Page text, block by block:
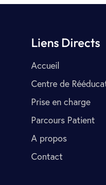
Liens Directs
Accueil
Centre de
Prise en charge
Parcours Patient
A propos
Contact